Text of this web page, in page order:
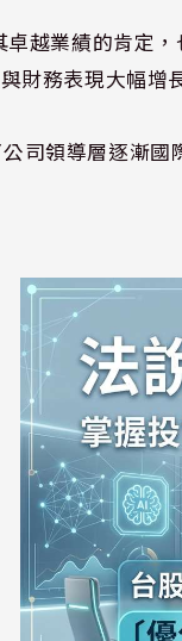
卓越業績的肯定
財務表現大幅增
司領導層逐漸